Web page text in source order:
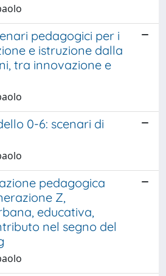
pedagogici per i
e istruzione dalla
tra innovazione e
0-6: scenari di
pedagogica
Z,
educativa,
nel segno del